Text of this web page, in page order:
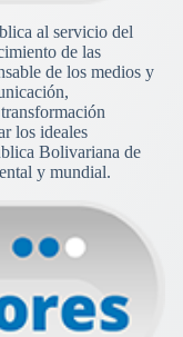
al servicio del
de las
de los medios y
los ideales
Bolivariana de
y mundial.